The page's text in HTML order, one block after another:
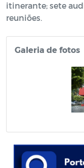
itinerante; sete
reuniões.
Galeria de fotos